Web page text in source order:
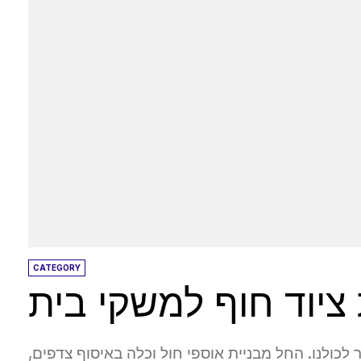
CATEGORY
ציוד חוף למשקי בית
החל מבניית אוספי חול וכלה באיסוף צדפים,